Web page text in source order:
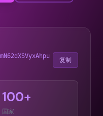
复制
100+
国家